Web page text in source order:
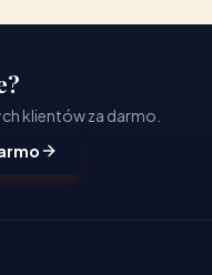
klientów za darmo.